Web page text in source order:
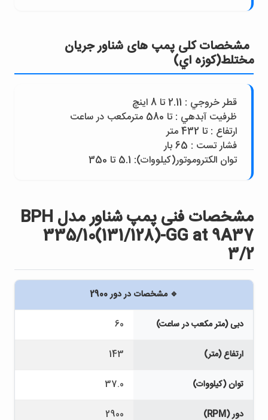
مشخصات کلی پمپ های شناور جريان
مختلط(کوزه اي)
قطر خروجي : 2.11 تا 8 اينچ
ظرفيت آبدهي : تا 580 مترمکعب در ساعت
ارتفاع : تا 432 متر
فشار تست : 65 بار
توان الکتروموتور(کيلووات): 5.1 تا 350
مشخصات فنی پمپ شناور مدل BPH
335/10(131/128)-GG at 9A37
3/2
🔹 مشخصات در دور 2900
دبی (متر مکعب در ساعت) 60
ارتفاع (متر) 143
توان (کیلووات) 37.0
دور (RPM) 2900